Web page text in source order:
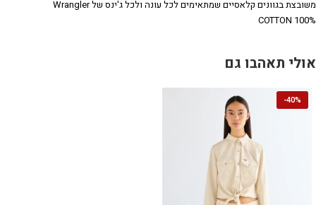
משובצת בגוונים קלאסיים שמתאימים לכל עונה ולכל ג'ינס של Wrangler
100% COTTON
אולי תאהבו גם
40%
-